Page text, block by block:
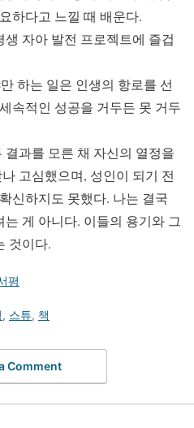
하다고 느낄 때 배운다.
자아 발전 프로젝트에 즐겁
하는 일은 인생의 항로를 선
속적인 성공을 거두든 못 거두
과를 모른 채 자신의 열정을
고심했으며, 성인이 되기 전
신하지도 못했다. 나는 결국
게 아니다. 이들의 용기와 그
것이다.
평
, 스튜, 책
Comment